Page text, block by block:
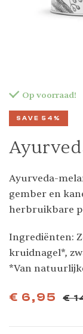
Op voorraad!
SAVE 54%
Ayurveda-
gember en
herbruikbare
Ingrediënten:
kruidnagel*,
*Van
€
€ 6,95